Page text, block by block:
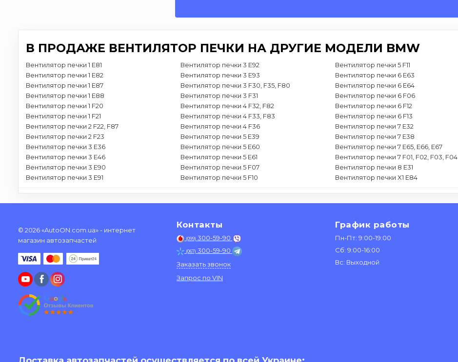
В ПРОДАЖЕ ВЕНТИЛЯТОР ПЕЧКИ НА ДРУГИЕ МОДЕЛИ BMW
Вентилятор печки 1 E81
Вентилятор печки 1 E82
Вентилятор печки 1 E87
Вентилятор печки 1 E88
Вентилятор печки 1 F20
Вентилятор печки 1 F21
Вентилятор печки 2 F22, F87
Вентилятор печки 2 F23
Вентилятор печки 3 E36
Вентилятор печки 3 E46
Вентилятор печки 3 E90
Вентилятор печки 3 E91
Вентилятор печки 3 E92
Вентилятор печки 3 E93
Вентилятор печки 3 F30, F35, F80
Вентилятор печки 3 F31
Вентилятор печки 4 F32, F82
Вентилятор печки 4 F33, F83
Вентилятор печки 4 F36
Вентилятор печки 5 E39
Вентилятор печки 5 E60
Вентилятор печки 5 E61
Вентилятор печки 5 F07
Вентилятор печки 5 F10
Вентилятор печки 5 F11
Вентилятор печки 6 E63
Вентилятор печки 6 E64
Вентилятор печки 6 F06
Вентилятор печки 6 F12
Вентилятор печки 6 F13
Вентилятор печки 7 E32
Вентилятор печки 7 E38
Вентилятор печки 7 E65, E66, E67
Вентилятор печки 7 F01, F02, F03, F04
Вентилятор печки 8 E31
Вентилятор печки X1 E84
© 2026 «AutoON.com.ua» - интернет
магазин автозапчастей
Контакты
(099) 300-59-90
(067) 300-59-90
Заказать звонок
Запрос по VIN
График работы
Пн-Пт: 9:00-19:00
Сб: 9:00-16:00
Вс: Выходной